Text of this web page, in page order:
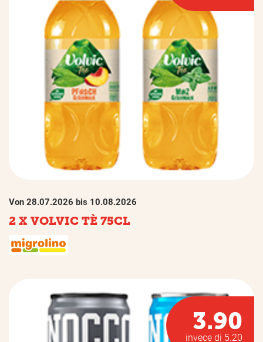
Von 28.07.2026 bis 10.08.2026
2 X VOLVIC TÈ 75CL
3.90
invece di 5.20